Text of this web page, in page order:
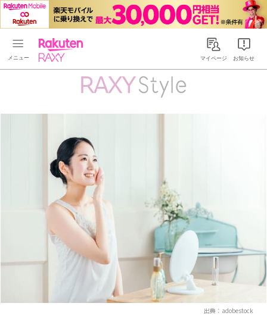
Rakuten RAXYマイページ お知らせ
出典：adobestock